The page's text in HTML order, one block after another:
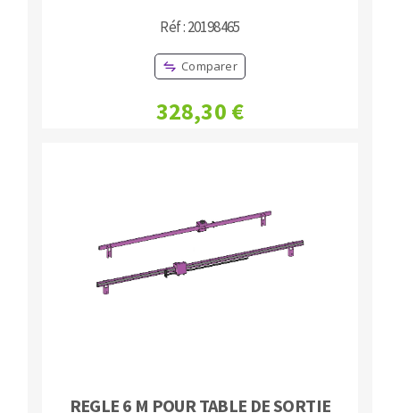
Réf : 20198465
Comparer
328,30 €
REGLE 6 M POUR TABLE DE SORTIE